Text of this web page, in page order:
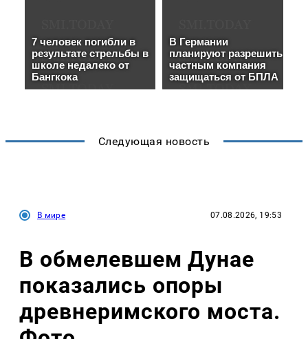
Следующая новость
В мире 07.08.2026, 19:53
В обмелевшем Дунае
показались опоры
древнеримского моста.